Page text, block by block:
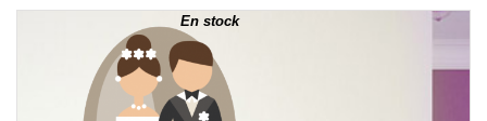
En stock